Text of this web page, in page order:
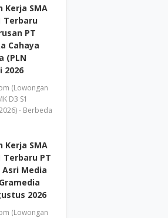
Kerja SMA
Terbaru
PT
Cahaya
(PLN
2026
(Lowongan
D3 S1
- Berbeda
Kerja SMA
Terbaru PT
Media
2026
(Lowongan